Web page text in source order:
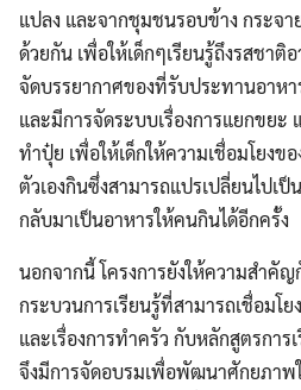
แปลง และจากชุมชนรอบข้าง กระจา
ด้วยกัน เพื่อให้เด็กๆเรียนรู้ถึงรสชาติ
จัดบรรยากาศของที่รับประทานอาห
และมีการจัดระบบเรื่องการแยกขยะ
ทำปุ๋ย เพื่อให้เด็กให้ความเชื่อมโยงข
ตัวเองกินซึ่งสามารถแปรเปลี่ยนไปเ
กลับมาเป็นอาหารให้คนกินได้อีกครั้ง
นอกจากนี้ โครงการยังให้ความสำคั
กระบวนการเรียนรู้ที่สามารถเชื่อมโย
และเรื่องการทำครัว กับหลักสูตรกา
จึงมีการจัดอบรมเพื่อพัฒนาศักยภาพ